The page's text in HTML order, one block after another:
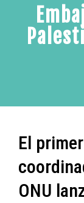
content
El
ONU